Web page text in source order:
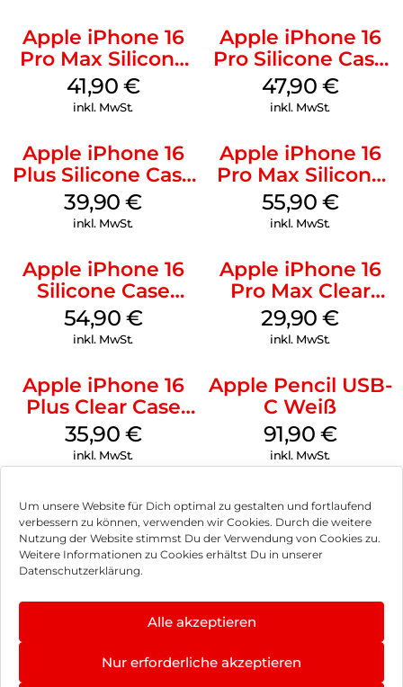
Um unsere Website für Dich optimal zu gestalten und fortlaufend
verbessern zu können, verwenden wir Cookies. Durch die weitere
Nutzung der Website stimmst Du der Verwendung von Cookies zu.
Weitere Informationen zu Cookies erhältst Du in unserer
Datenschutzerklärung.
Alle akzeptieren
Nur erforderliche akzeptieren
Apple iPhone 16
Pro Max Silicone
Case MagSafe
Ultramarine
41,90 €
inkl. MwSt.
Apple iPhone 16
Pro Silicone Case
MagSafe Denim
47,90 €
inkl. MwSt.
Apple iPhone 16
Plus Silicone Case
MagSafe Plum
39,90€
inkl. MwSt.
Apple iPhone 16
Pro Max Silicone
Case MagSafe
Stone Gray
55,90 €
inkl. MwSt.
Apple iPhone 16
Silicone Case
MagSafe Lake
Green
54,90 €
inkl. MwSt.
Apple iPhone 16
Pro Max Clear
Case MagSafe
Transparent
29,90€
inkl. MwSt.
Apple iPhone 16
Plus Clear Case
MagSafe
Transparent
35,90 €
inkl. MwSt.
Apple Pencil USB-
C Weiß
91,90 €
inkl. MwSt.
Impressum